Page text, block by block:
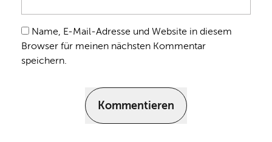
Name, E-Mail-Adresse und Website in diesem
Browser für meinen nächsten Kommentar
speichern.
Kommentieren